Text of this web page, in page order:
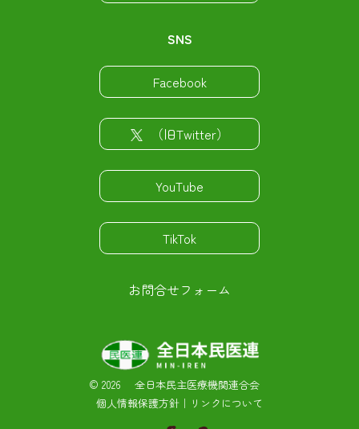
SNS
Facebook
（旧Twitter）
YouTube
TikTok
お問合せフォーム
© 2026 全日本民主医療機関連合会
個人情報保護方針 ｜ リンクについて